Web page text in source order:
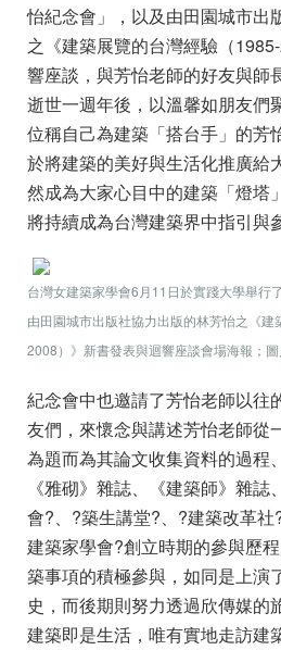
怡紀念會」，以及由田園城市出
之《建築展覽的台灣經驗（
響座談，與芳怡老師的好友與師
逝世一週年後，以溫馨如朋友們
位稱自己為建築「搭台手」的芳
於將建築的美好與生活化推廣給
然成為大家心目中的建築「燈塔
將持續成為台灣建築界中指引與
台灣女建築家學會6月11日於實踐大學舉行
由田園城市出版社協力出版的林芳怡之《
2008）》新書發表與迴響座談會場海報；
紀念會中也邀請了芳怡老師以往
友們，來懷念與講述芳怡老師從
為題而為其論文收集資料的過程
《雅砌》雜誌、《建築師》雜
會?、?築生講堂?、?建築改革
建築家學會?創立時期的參與歷
築事項的積極參與，如同是上演
史，而後期則努力透過欣傳媒的
建築即是生活，唯有實地走訪建